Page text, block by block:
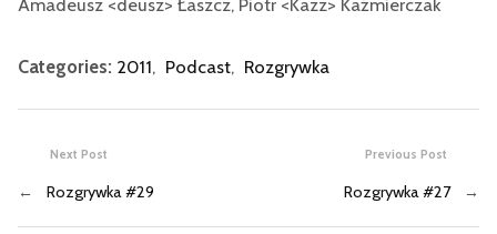
Amadeusz <deusz> Łaszcz, Piotr <Kazz> Kaźmierczak
Categories: 2011, Podcast, Rozgrywka
Previous Post
Rozgrywka #27 →
Next Post
← Rozgrywka #29